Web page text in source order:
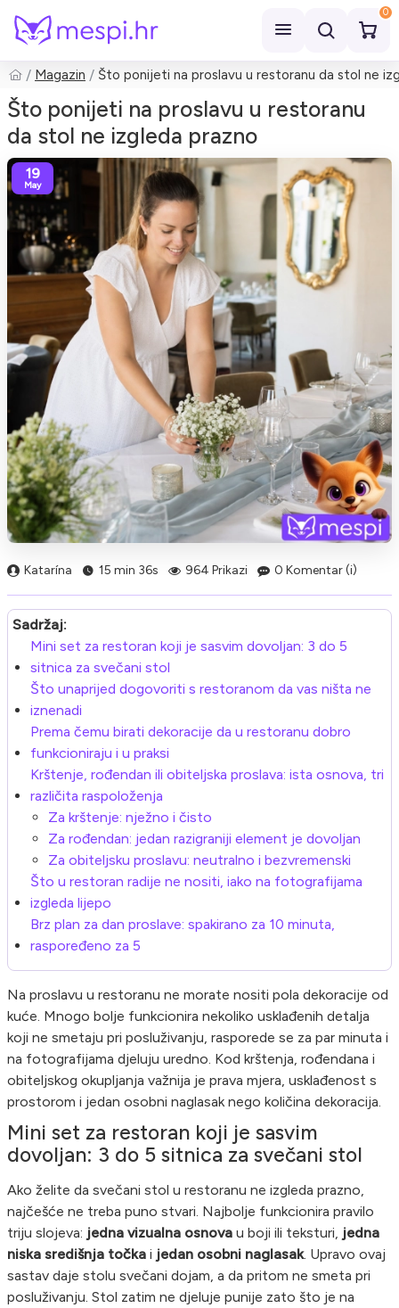
0
Pretraži
Magazin Što ponijeti na proslavu u restoranu da stol ne
Što ponijeti na proslavu u restoranu
da stol ne izgleda prazno
19
May
Katarína 15 min 36s 964 Prikazi 0 Komentar (i)
Sadržaj:
Mini set za restoran koji je sasvim dovoljan: 3 do 5
sitnica za svečani stol
Što unaprijed dogovoriti s restoranom da vas ništa ne
iznenadi
Prema čemu birati dekoracije da u restoranu dobro
funkcioniraju i u praksi
Krštenje, rođendan ili obiteljska proslava: ista osnova, tri
različita raspoloženja
Za krštenje: nježno i čisto
Za rođendan: jedan razigraniji element je dovoljan
Za obiteljsku proslavu: neutralno i bezvremenski
Što u restoran radije ne nositi, iako na fotografijama
izgleda lijepo
Brz plan za dan proslave: spakirano za 10 minuta,
raspoređeno za 5
Na proslavu u restoranu ne morate nositi pola dekoracije od
kuće. Mnogo bolje funkcionira nekoliko usklađenih detalja
koji ne smetaju pri posluživanju, rasporede se za par minuta i
na fotografijama djeluju uredno. Kod krštenja, rođendana i
obiteljskog okupljanja važnija je prava mjera, usklađenost s
prostorom i jedan osobni naglasak nego količina dekoracija.
Mini set za restoran koji je sasvim
dovoljan: 3 do 5 sitnica za svečani stol
Ako želite da svečani stol u restoranu ne izgleda prazno,
najčešće ne treba puno stvari. Najbolje funkcionira pravilo
triju slojeva: jedna vizualna osnova u boji ili teksturi, jedna
niska središnja točka i jedan osobni naglasak. Upravo ovaj
sastav daje stolu svečani dojam, a da pritom ne smeta pri
posluživanju. Stol zatim ne djeluje punije zato što je na